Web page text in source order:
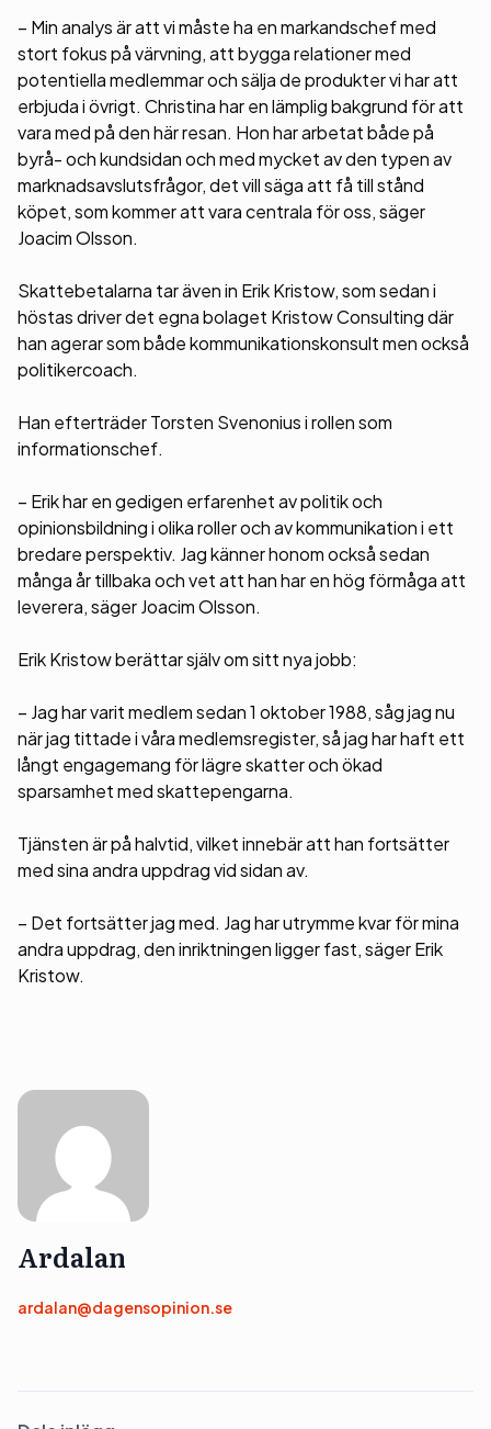
– Min analys är att vi måste ha en markandschef med
stort fokus på värvning, att bygga relationer med
potentiella medlemmar och sälja de produkter vi har att
erbjuda i övrigt. Christina har en lämplig bakgrund för att
vara med på den här resan. Hon har arbetat både på
byrå- och kundsidan och med mycket av den typen av
marknadsavslutsfrågor, det vill säga att få till stånd
köpet, som kommer att vara centrala för oss, säger
Joacim Olsson.
Skattebetalarna tar även in Erik Kristow, som sedan i
höstas driver det egna bolaget Kristow Consulting där
han agerar som både kommunikationskonsult men också
politikercoach.
Han efterträder Torsten Svenonius i rollen som
informationschef.
– Erik har en gedigen erfarenhet av politik och
opinionsbildning i olika roller och av kommunikation i ett
bredare perspektiv. Jag känner honom också sedan
många år tillbaka och vet att han har en hög förmåga att
leverera, säger Joacim Olsson.
Erik Kristow berättar själv om sitt nya jobb:
– Jag har varit medlem sedan 1 oktober 1988, såg jag nu
när jag tittade i våra medlemsregister, så jag har haft ett
långt engagemang för lägre skatter och ökad
sparsamhet med skattepengarna.
Tjänsten är på halvtid, vilket innebär att han fortsätter
med sina andra uppdrag vid sidan av.
– Det fortsätter jag med. Jag har utrymme kvar för mina
andra uppdrag, den inriktningen ligger fast, säger Erik
Kristow.
Ardalan
ardalan@dagensopinion.se